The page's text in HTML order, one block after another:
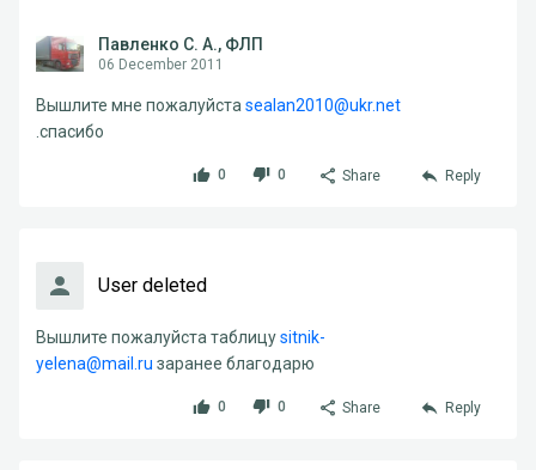
Павленко С. А., ФЛП
06 December 2011
Вышлите мне пожалуйста sealan2010@ukr.net
.спасибо
0 0 Share Reply
User deleted
Вышлите пожалуйста таблицуsitnik-
yelena@mail.ru заранее благодарю
0 0 Share Reply